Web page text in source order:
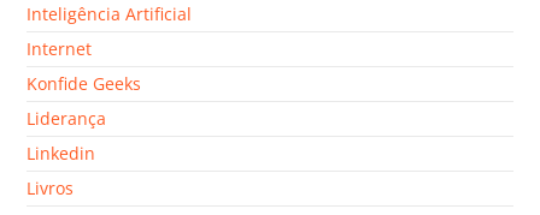
Inteligência Artificial
Internet
Konfide Geeks
Liderança
Linkedin
Livros